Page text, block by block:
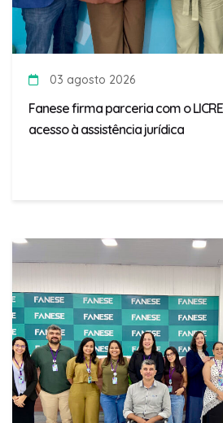
03 agosto 2026
Fanese firma parceria com o
acesso à assistência jurídica